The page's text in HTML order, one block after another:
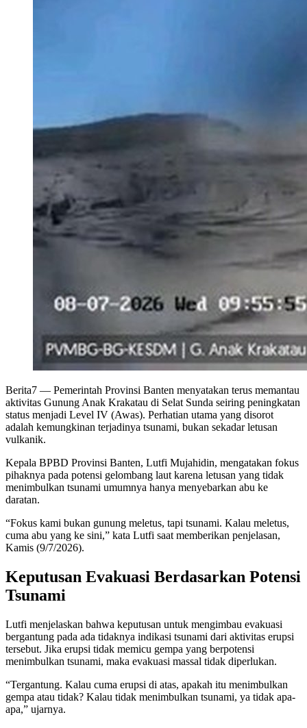
Berita7 — Pemerintah Provinsi Banten menyatakan terus memantau
aktivitas Gunung Anak Krakatau di Selat Sunda seiring peningkatan
status menjadi Level IV (Awas). Perhatian utama yang disorot
adalah kemungkinan terjadinya tsunami, bukan sekadar letusan
vulkanik.
Kepala BPBD Provinsi Banten, Lutfi Mujahidin, mengatakan fokus
pihaknya pada potensi gelombang laut karena letusan yang tidak
menimbulkan tsunami umumnya hanya menyebarkan abu ke
daratan.
“Fokus kami bukan gunung meletus, tapi tsunami. Kalau meletus,
cuma abu yang ke sini,” kata Lutfi saat memberikan penjelasan,
Kamis (9/7/2026).
Keputusan Evakuasi Berdasarkan Potensi
Tsunami
Lutfi menjelaskan bahwa keputusan untuk mengimbau evakuasi
bergantung pada ada tidaknya indikasi tsunami dari aktivitas erupsi
tersebut. Jika erupsi tidak memicu gempa yang berpotensi
menimbulkan tsunami, maka evakuasi massal tidak diperlukan.
“Tergantung. Kalau cuma erupsi di atas, apakah itu menimbulkan
gempa atau tidak? Kalau tidak menimbulkan tsunami, ya tidak apa-
apa,” ujarnya.